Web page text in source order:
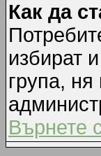
Как да
избират
група,
Върнете